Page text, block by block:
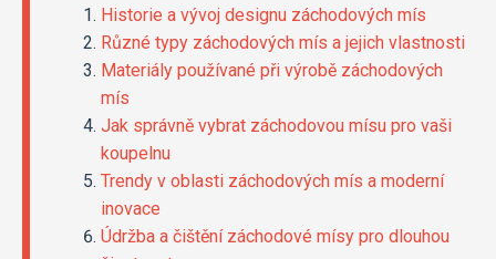
Historie a vývoj designu záchodových mís
Různé typy záchodových mís a jejich vlastnosti
Materiály používané při výrobě záchodových
mís
Jak správně vybrat záchodovou mísu pro vaši
koupelnu
Trendy v oblasti záchodových mís a moderní
inovace
Údržba a čištění záchodové mísy pro dlouhou